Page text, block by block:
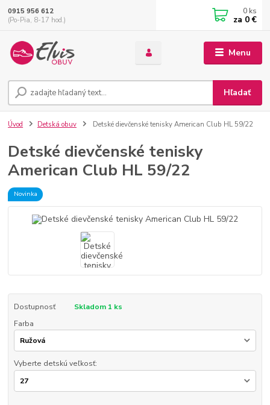
Menu
Hľadať
0915 956 612
(Po-Pia, 8-17 hod.)
0 ks
za 0 €
Úvod Detská obuv Detské dievčenské tenisky American Club HL 59/22
Detské dievčenské tenisky
American Club HL 59/22
Novinka
Dostupnosť
Skladom 1 ks
Farba
Vyberte detskú veľkosť: